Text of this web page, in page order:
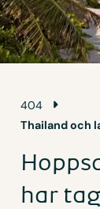
404
Thailand och
har